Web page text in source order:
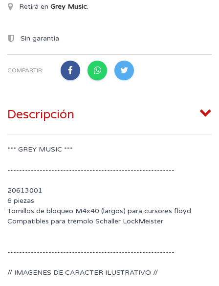
Retirá en Grey Music.
Sin garantía
COMPARTIR:
Descripción
*** GREY MUSIC ***
---------------------------------------------------------
20613001
6 piezas
Tornillos de bloqueo M4x40 (largos) para cursores floyd
Compatibles para trémolo Schaller LockMeister
---------------------------------------------------------
// IMAGENES DE CARACTER ILUSTRATIVO //